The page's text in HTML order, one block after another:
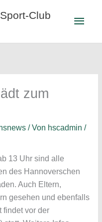
Club
zum
/ Von hscadmin /
13 Uhr sind alle
des Hannoverschen
Auch Eltern,
gesehen und ebenfalls
findet vor der